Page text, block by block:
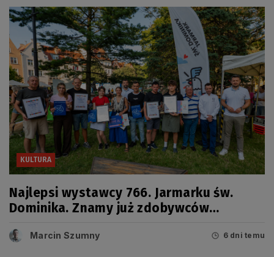
KULTURA
Najlepsi wystawcy 766. Jarmarku św.
Dominika. Znamy już zdobywców
Marcin Szumny 6 dni temu